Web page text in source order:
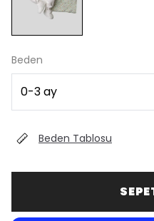
Beden
Beden Tablosu